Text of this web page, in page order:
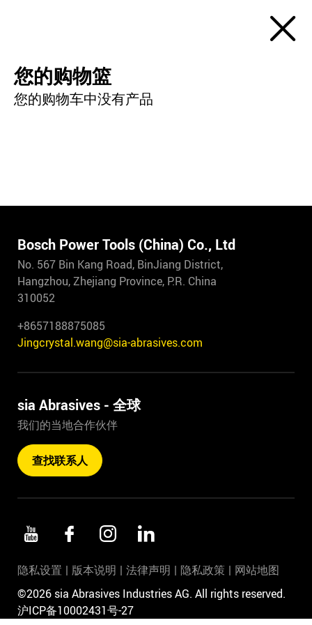
您的购物篮
您的购物车中没有产品
Bosch Power Tools (China) Co., Ltd
No. 567 Bin Kang Road, BinJiang District,
Hangzhou, Zhejiang Province, P.R. China
310052
+8657188875085
Jingcrystal.wang@sia-abrasives.com
sia Abrasives - 全球
我们的当地合作伙伴
查找联系人
隐私设置 版本说明 法律声明 隐私政策
网站地图
©2026 sia Abrasives Industries AG. All rights reserved.
沪ICP备10002431号-27